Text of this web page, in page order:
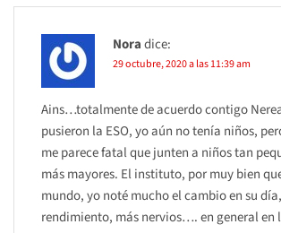
Noradice:
29 octubre, 2020 a las 11:39 am
Ains…totalmente de acuerdo contigo
pusieron la ESO, yo aún no tenía niños,
me parece fatal que junten a niños tan
más mayores. El instituto, por muy bien
mundo, yo noté mucho el cambio en su
rendimiento, más nervios…. en general en